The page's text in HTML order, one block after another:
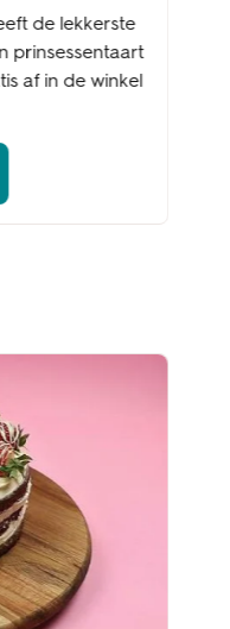
de lekkerste
prinsessentaart
af in de winkel